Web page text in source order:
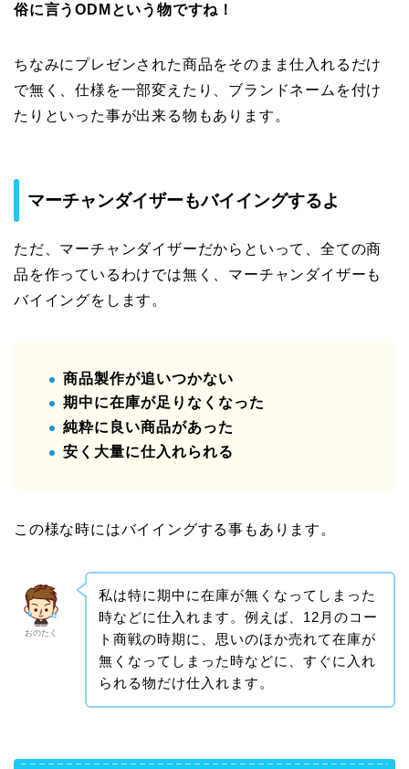
俗に言うODMという物ですね！
ちなみにプレゼンされた商品をそのまま仕入れるだけ
で無く、仕様を一部変えたり、ブランドネームを付け
たりといった事が出来る物もあります。
マーチャンダイザーもバイイングするよ
ただ、マーチャンダイザーだからといって、全ての商
品を作っているわけでは無く、マーチャンダイザーも
バイイングをします。
商品製作が追いつかない
期中に在庫が足りなくなった
純粋に良い商品があった
安く大量に仕入れられる
この様な時にはバイイングする事もあります。
おのたく
私は特に期中に在庫が無くなってしまった
時などに仕入れます。例えば、12月のコー
ト商戦の時期に、思いのほか売れて在庫が
無くなってしまった時などに、すぐに入れ
られる物だけ仕入れます。